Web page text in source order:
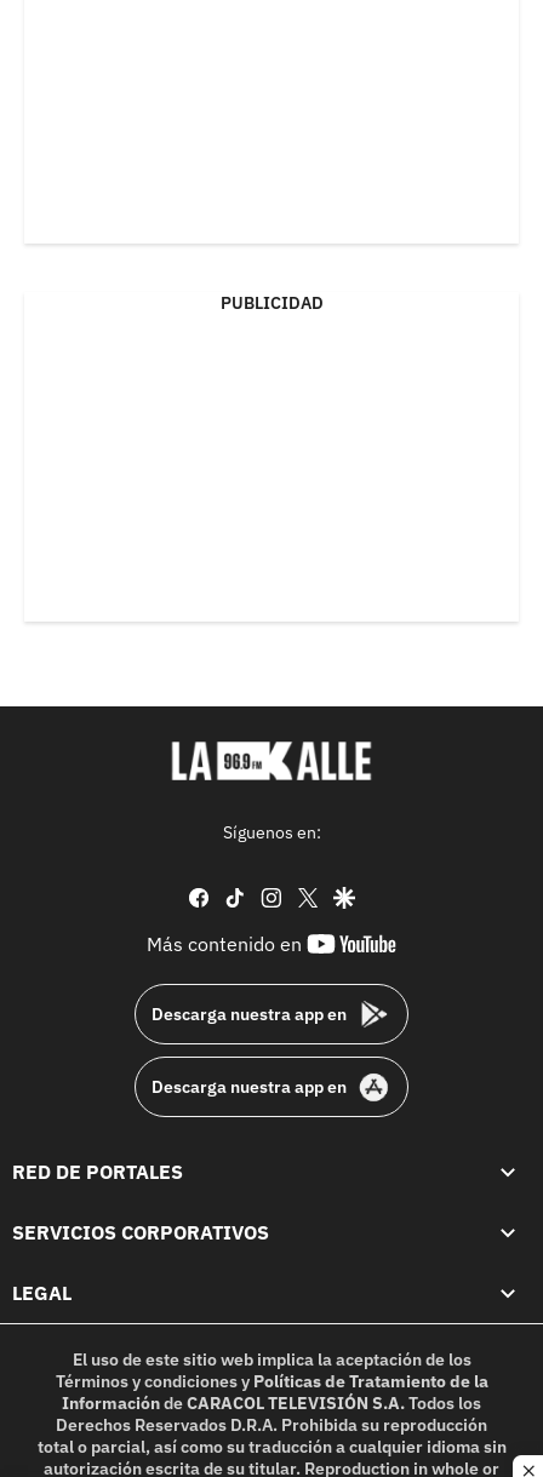
PUBLICIDAD
Síguenos en:
facebook
tiktok instagram
twittergoogle
Más contenido en
youtube-
Descarga nuestra app en
Descarga nuestra app en
RED DE PORTALES
SERVICIOS CORPORATIVOS
LEGAL
El uso de este sitio web implica la aceptación de los
Términos y condicionesy Políticas de Tratamiento de la
InformacióndeCARACOL TELEVISIÓN S.A.Todos los
Derechos Reservados D.R.A. Prohibida su reproducción
total o parcial, así como su traducción a cualquier idioma sin
autorización escrita de su titular. Reproduction in whole or